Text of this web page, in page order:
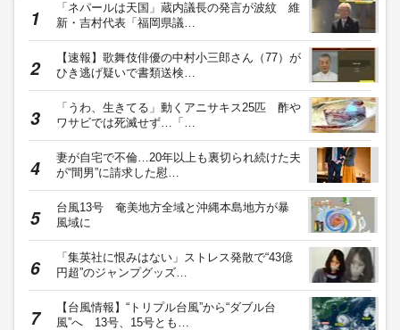
「ネパールは天国」蔵内議長の発言が波紋 維
新・吉村代表「福岡県議…
【速報】歌舞伎俳優の中村小三郎さん（77）が
ひき逃げ疑いで書類送検…
「うわ、生きてる」動くアニサキス25匹 酢や
ワサビでは死滅せず…「…
妻が自宅で不倫…20年以上も裏切られ続けた夫
が“間男”に請求した慰…
台風13号 奄美地方全域と沖縄本島地方が暴
風域に
「集英社に恨みはない」ストレス発散で“43億
円超”のジャンプグッズ…
【台風情報】“トリプル台風”から“ダブル台
風”へ 13号、15号とも…